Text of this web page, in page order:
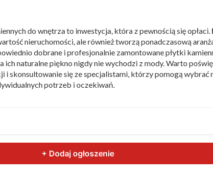
do wnętrza to inwestycja, która z pewnością się opłaci.
nieruchomości, ale również tworzą ponadczasową
dobrane i profesjonalnie zamontowane płytki
ich naturalne piękno nigdy nie wychodzi z mody. Warto
i skonsultowanie się ze specjalistami, którzy pomogą wybrać
potrzeb i oczekiwań.